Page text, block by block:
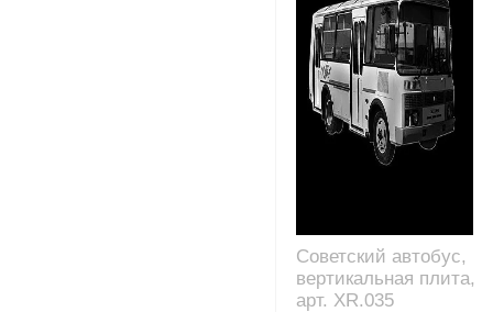
Советский автобус,
вертикальная плита,
арт. XR.035